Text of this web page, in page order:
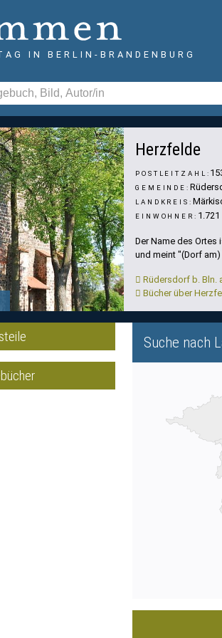
IN BERLIN-BRANDENBURG
Herzfelde
POSTLEITZAHL:
GEMEINDE:
LANDKREIS:
EINWOHNER: 1.721
Der Name des
und meint "(Dorf
Rüdersdorf b. Bln.
Bücher über
Suche nach